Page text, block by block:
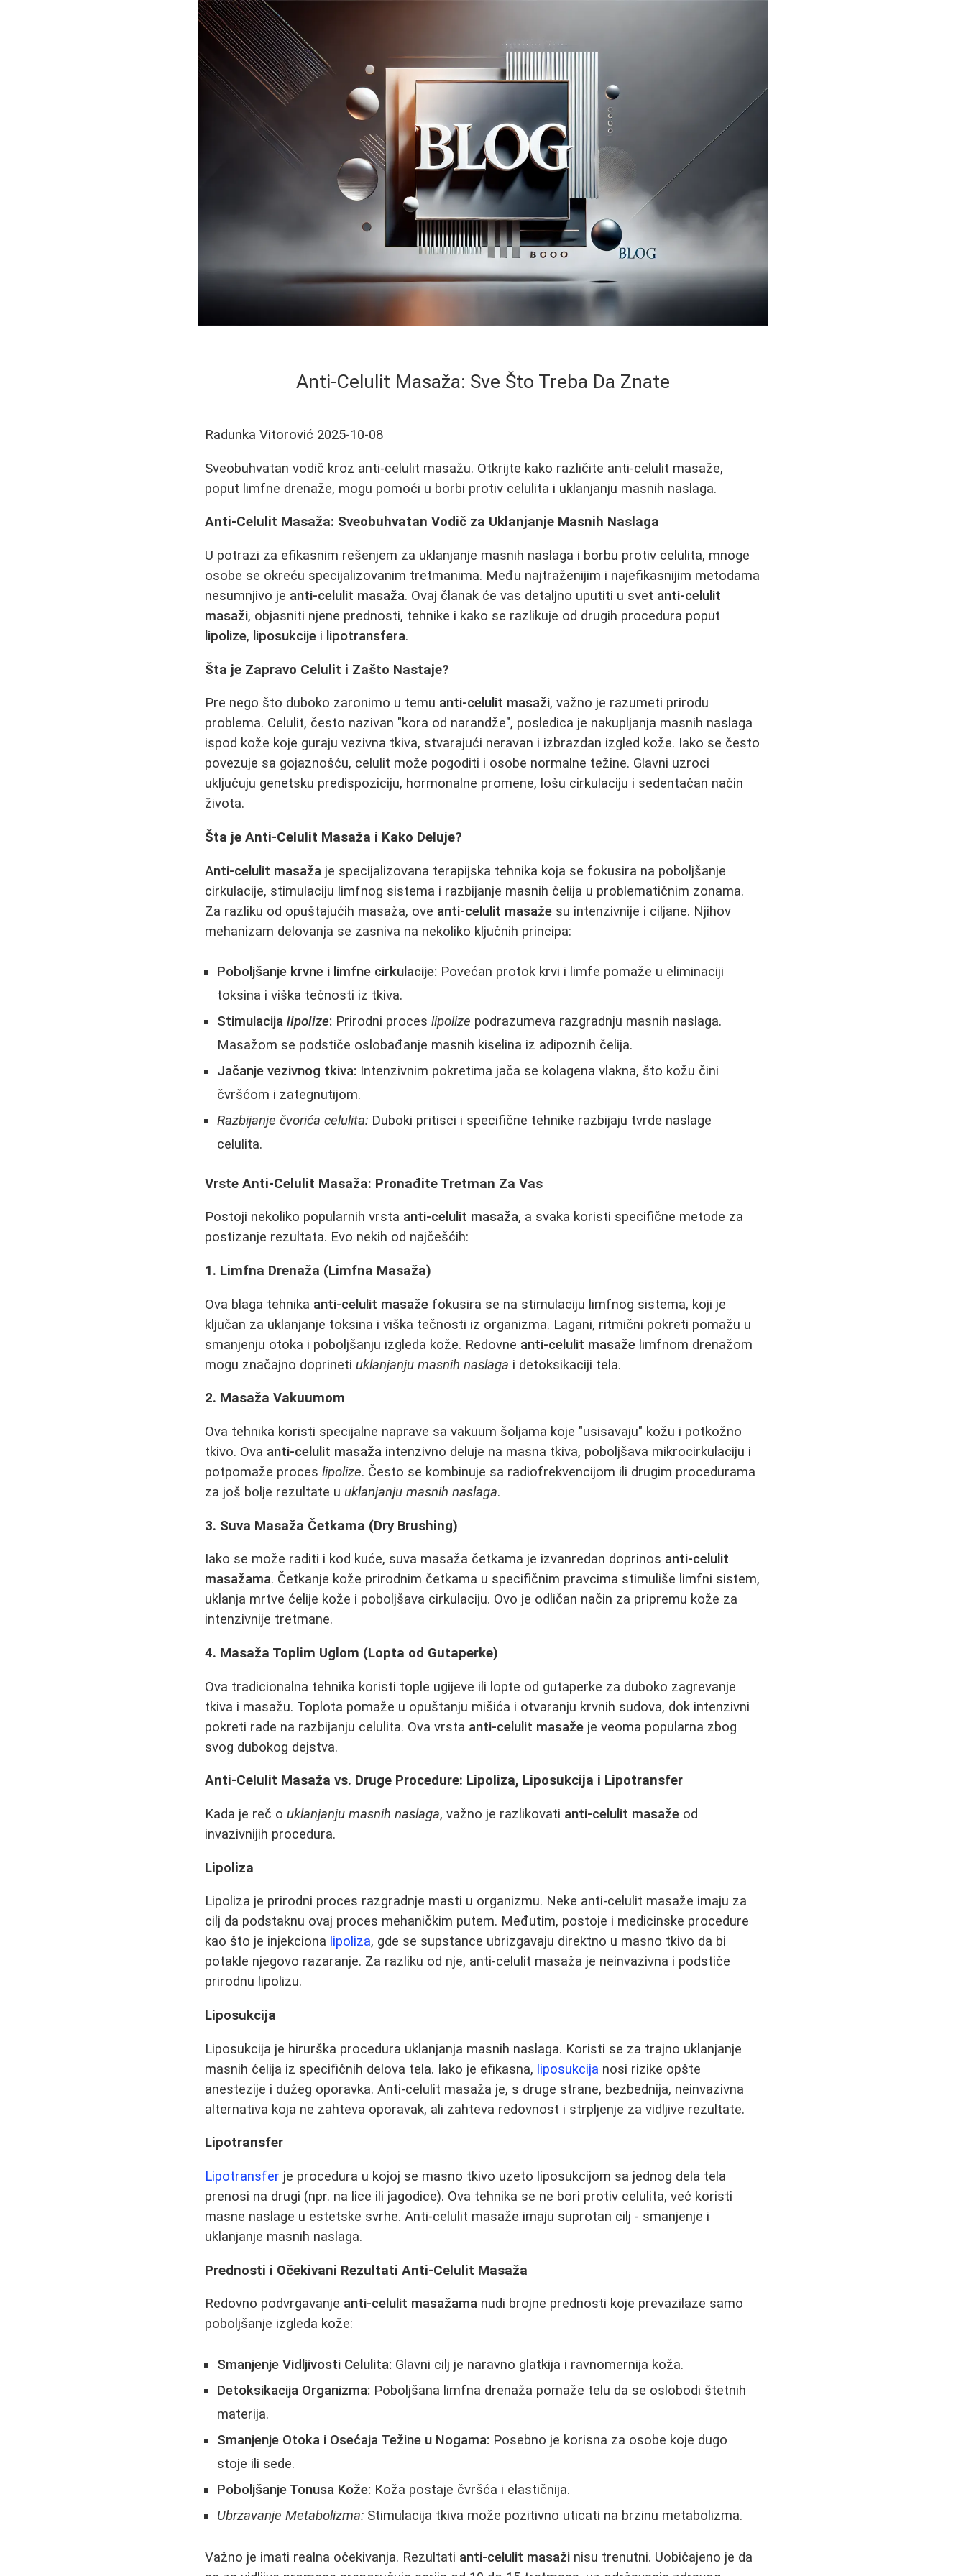
Anti-Celulit Masaža: Sve Što Treba Da Znate
Radunka Vitorović 2025-10-08
Sveobuhvatan vodič kroz anti-celulit masažu. Otkrijte kako različite anti-celulit masaže,
poput limfne drenaže, mogu pomoći u borbi protiv celulita i uklanjanju masnih naslaga.
Anti-Celulit Masaža: Sveobuhvatan Vodič za Uklanjanje Masnih Naslaga
U potrazi za efikasnim rešenjem za uklanjanje masnih naslaga i borbu protiv celulita, mnoge
osobe se okreću specijalizovanim tretmanima. Među najtraženijim i najefikasnijim metodama
nesumnjivo je anti-celulit masaža. Ovaj članak će vas detaljno uputiti u svet anti-celulit
masaži, objasniti njene prednosti, tehnike i kako se razlikuje od drugih procedura poput
lipolize, liposukcije i lipotransfera.
Šta je Zapravo Celulit i Zašto Nastaje?
Pre nego što duboko zaronimo u temu anti-celulit masaži, važno je razumeti prirodu
problema. Celulit, često nazivan "kora od narandže", posledica je nakupljanja masnih naslaga
ispod kože koje guraju vezivna tkiva, stvarajući neravan i izbrazdan izgled kože. Iako se često
povezuje sa gojaznošću, celulit može pogoditi i osobe normalne težine. Glavni uzroci
uključuju genetsku predispoziciju, hormonalne promene, lošu cirkulaciju i sedentačan način
života.
Šta je Anti-Celulit Masaža i Kako Deluje?
Anti-celulit masaža je specijalizovana terapijska tehnika koja se fokusira na poboljšanje
cirkulacije, stimulaciju limfnog sistema i razbijanje masnih čelija u problematičnim zonama.
Za razliku od opuštajućih masaža, ove anti-celulit masaže su intenzivnije i ciljane. Njihov
mehanizam delovanja se zasniva na nekoliko ključnih principa:
Poboljšanje krvne i limfne cirkulacije: Povećan protok krvi i limfe pomaže u eliminaciji
toksina i viška tečnosti iz tkiva.
Stimulacijalipolize: Prirodni proceslipolize podrazumeva razgradnju masnih naslaga.
Masažom se podstiče oslobađanje masnih kiselina iz adipoznih čelija.
Jačanje vezivnog tkiva: Intenzivnim pokretima jača se kolagena vlakna, što kožu čini
čvršćom i zategnutijom.
Razbijanje čvorića celulita: Duboki pritisci i specifične tehnike razbijaju tvrde naslage
celulita.
Vrste Anti-Celulit Masaža: Pronađite Tretman Za Vas
Postoji nekoliko popularnih vrsta anti-celulit masaža, a svaka koristi specifične metode za
postizanje rezultata. Evo nekih od najčešćih:
1. Limfna Drenaža (Limfna Masaža)
Ova blaga tehnika anti-celulit masaže fokusira se na stimulaciju limfnog sistema, koji je
ključan za uklanjanje toksina i viška tečnosti iz organizma. Lagani, ritmični pokreti pomažu u
smanjenju otoka i poboljšanju izgleda kože. Redovne anti-celulit masaže limfnom drenažom
mogu značajno doprineti uklanjanju masnih naslaga i detoksikaciji tela.
2. Masaža Vakuumom
Ova tehnika koristi specijalne naprave sa vakuum šoljama koje "usisavaju" kožu i potkožno
tkivo. Ova anti-celulit masaža intenzivno deluje na masna tkiva, poboljšava mikrocirkulaciju i
potpomaže proceslipolize. Često se kombinuje sa radiofrekvencijom ili drugim procedurama
za još bolje rezultate u uklanjanju masnih naslaga.
3. Suva Masaža Četkama (Dry Brushing)
Iako se može raditi i kod kuće, suva masaža četkama je izvanredan doprinos anti-celulit
masažama. Četkanje kože prirodnim četkama u specifičnim pravcima stimuliše limfni sistem,
uklanja mrtve ćelije kože i poboljšava cirkulaciju. Ovo je odličan način za pripremu kože za
intenzivnije tretmane.
4. Masaža Toplim Uglom (Lopta od Gutaperke)
Ova tradicionalna tehnika koristi tople ugijeve ili lopte od gutaperke za duboko zagrevanje
tkiva i masažu. Toplota pomaže u opuštanju mišića i otvaranju krvnih sudova, dok intenzivni
pokreti rade na razbijanju celulita. Ova vrsta anti-celulit masaže je veoma popularna zbog
svog dubokog dejstva.
Anti-Celulit Masaža vs. Druge Procedure: Lipoliza, Liposukcija i Lipotransfer
Kada je reč o uklanjanju masnih naslaga, važno je razlikovati anti-celulit masaže od
invazivnijih procedura.
Lipoliza
Lipoliza je prirodni proces razgradnje masti u organizmu. Neke anti-celulit masaže imaju za
cilj da podstaknu ovaj proces mehaničkim putem. Međutim, postoje i medicinske procedure
kao što je injekciona lipoliza, gde se supstance ubrizgavaju direktno u masno tkivo da bi
potakle njegovo razaranje. Za razliku od nje, anti-celulit masaža je neinvazivna i podstiče
prirodnu lipolizu.
Liposukcija
Liposukcija je hirurška procedura uklanjanja masnih naslaga. Koristi se za trajno uklanjanje
masnih ćelija iz specifičnih delova tela. Iako je efikasna, liposukcija nosi rizike opšte
anestezije i dužeg oporavka. Anti-celulit masaža je, s druge strane, bezbednija, neinvazivna
alternativa koja ne zahteva oporavak, ali zahteva redovnost i strpljenje za vidljive rezultate.
Lipotransfer
Lipotransfer je procedura u kojoj se masno tkivo uzeto liposukcijom sa jednog dela tela
prenosi na drugi (npr. na lice ili jagodice). Ova tehnika se ne bori protiv celulita, već koristi
masne naslage u estetske svrhe. Anti-celulit masaže imaju suprotan cilj - smanjenje i
uklanjanje masnih naslaga.
Prednosti i Očekivani Rezultati Anti-Celulit Masaža
Redovno podvrgavanje anti-celulit masažama nudi brojne prednosti koje prevazilaze samo
poboljšanje izgleda kože:
Smanjenje Vidljivosti Celulita: Glavni cilj je naravno glatkija i ravnomernija koža.
Detoksikacija Organizma: Poboljšana limfna drenaža pomaže telu da se oslobodi štetnih
materija.
Smanjenje Otoka i Osećaja Težine u Nogama: Posebno je korisna za osobe koje dugo
stoje ili sede.
Poboljšanje Tonusa Kože: Koža postaje čvršća i elastičnija.
Ubrzavanje Metabolizma: Stimulacija tkiva može pozitivno uticati na brzinu metabolizma.
Važno je imati realna očekivanja. Rezultati anti-celulit masaži nisu trenutni. Uobičajeno je da